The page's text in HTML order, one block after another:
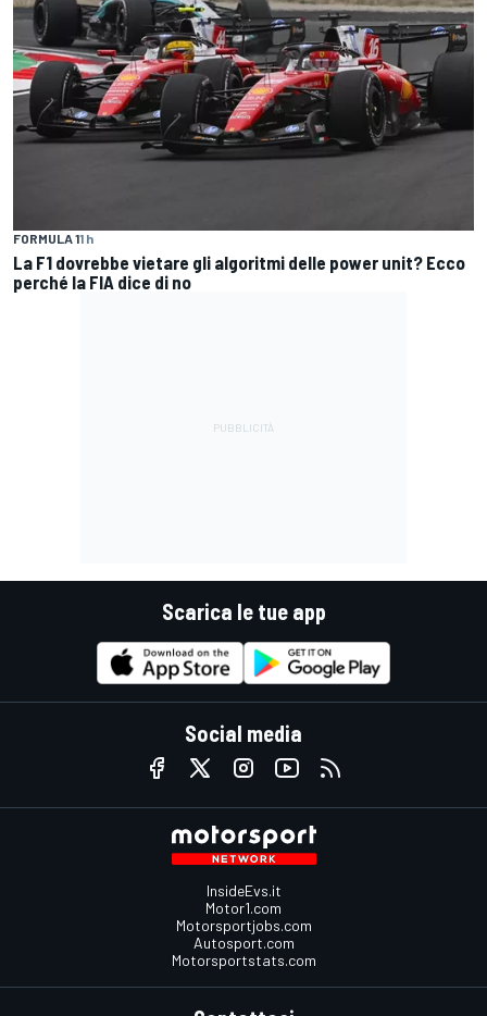
FORMULA 11 h
La F1 dovrebbe vietare gli algoritmi delle power unit? Ecco
perché la FIA dice di no
Scarica le tue app
Social media
InsideEvs.it
Motor1.com
Motorsportjobs.com
Autosport.com
Motorsportstats.com